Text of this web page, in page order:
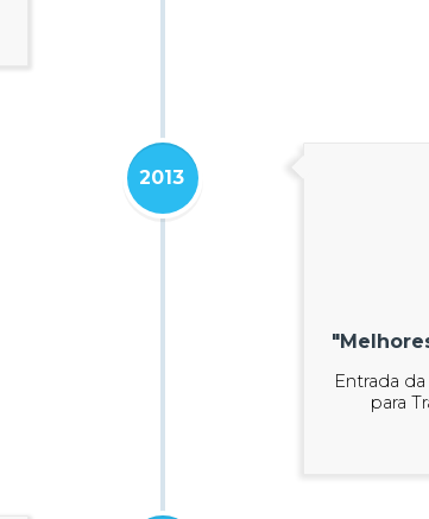
2013
Entrada
para